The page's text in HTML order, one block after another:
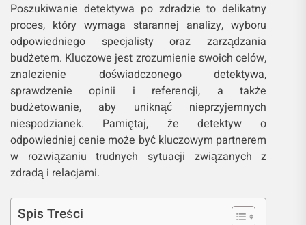
Poszukiwanie detektywa po zdradzie to delikatny
proces, który wymaga starannej analizy, wyboru
odpowiedniego specjalisty oraz zarządzania
budżetem. Kluczowe jest zrozumienie swoich celów,
znalezienie doświadczonego detektywa,
sprawdzenie opinii i referencji, a także
budżetowanie, aby uniknąć nieprzyjemnych
niespodzianek. Pamiętaj, że detektyw o
odpowiedniej cenie może być kluczowym partnerem
w rozwiązaniu trudnych sytuacji związanych z
zdradą i relacjami.
Spis Treści